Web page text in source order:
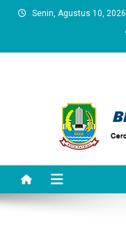
Senin, Agustus 10, 2026